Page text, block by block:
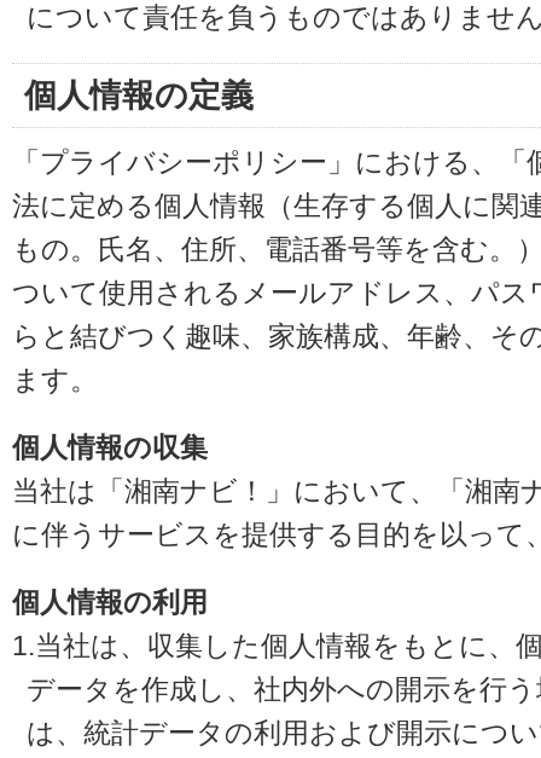
について責任を負うものではありませ
個人情報の定義
「プライバシーポリシー」における、
法に定める個人情報（生存する個人に関
もの。氏名、住所、電話番号等を含む。
ついて使用されるメールアドレス、パ
らと結びつく趣味、家族構成、年齢、そ
ます。
個人情報の収集
当社は「湘南ナビ！」において、「湘南
に伴うサービスを提供する目的を以って
個人情報の利用
1.当社は、収集した個人情報をもとに、
データを作成し、社内外への開示を行
は、統計データの利用および開示につ